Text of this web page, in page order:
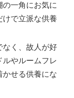
の一角にお気に
けで立派な供養
なく、故人が好
ルやルームフレ
かせる供養にな